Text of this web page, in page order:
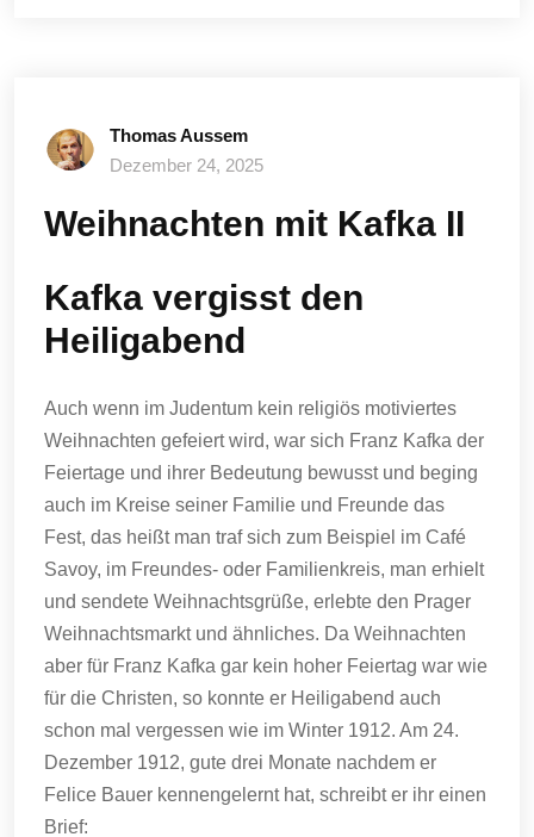
Thomas Aussem
Dezember 24, 2025
Weihnachten mit Kafka II
Kafka vergisst den
Heiligabend
Auch wenn im Judentum kein religiös motiviertes
Weihnachten gefeiert wird, war sich Franz Kafka der
Feiertage und ihrer Bedeutung bewusst und beging
auch im Kreise seiner Familie und Freunde das
Fest, das heißt man traf sich zum Beispiel im Café
Savoy, im Freundes- oder Familienkreis, man erhielt
und sendete Weihnachtsgrüße, erlebte den Prager
Weihnachtsmarkt und ähnliches. Da Weihnachten
aber für Franz Kafka gar kein hoher Feiertag war wie
für die Christen, so konnte er Heiligabend auch
schon mal vergessen wie im Winter 1912. Am 24.
Dezember 1912, gute drei Monate nachdem er
Felice Bauer kennengelernt hat, schreibt er ihr einen
Brief: